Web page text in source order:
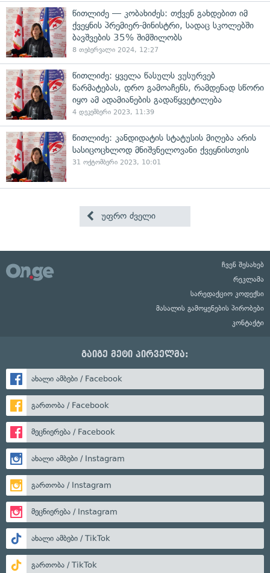
წითლიძე — კობახიძეს: თქვენ გახდებით იმ
ქვეყნის პრემიერ-მინისტრი, სადაც სკოლებში
ბავშვების 35% შიმშილობს
8 თებერვალი 2024, 12:27
წითლიძე: ყველა წასულს ვუსურვებ
წარმატებას, დრო გამოაჩენს, რამდენად სწორი
იყო ამ ადამიანების გადაწყვეტილება
4 დეკემბერი 2023, 11:39
წითლიძე: კანდიდატის სტატუსის მიღება არის
სასიცოცხლოდ მნიშვნელოვანი ქვეყნისთვის
31 ოქტომბერი 2023, 10:01
უფრო ძველი
ჩვენ შესახებ
რეკლამა
სარედაქციო კოდექსი
მასალის გამოყენების პირობები
კონტაქტი
გაიგე მეტი პირველმა:
ახალი ამბები / Facebook
გართობა / Facebook
მეცნიერება / Facebook
ახალი ამბები / Instagram
გართობა / Instagram
მეცნიერება / Instagram
ახალი ამბები / TikTok
გართობა / TikTok